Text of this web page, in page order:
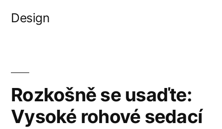
Design
Rozkošně se usaďte:
Vysoké rohové sedací